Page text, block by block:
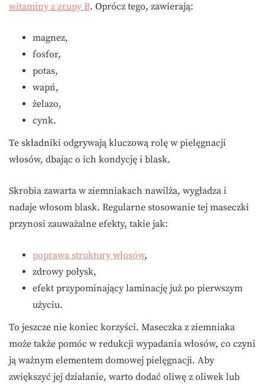
witaminy z grupy B. Oprócz tego, zawierają:
magnez,
fosfor,
potas,
wapń,
żelazo,
cynk.
Te składniki odgrywają kluczową rolę w pielęgnacji
włosów, dbając o ich kondycję i blask.
Skrobia zawarta w ziemniakach nawilża, wygładza i
nadaje włosom blask. Regularne stosowanie tej maseczki
przynosi zauważalne efekty, takie jak:
poprawa struktury włosów,
zdrowy połysk,
efekt przypominający laminację już po pierwszym
użyciu.
To jeszcze nie koniec korzyści. Maseczka z ziemniaka
może także pomóc w redukcji wypadania włosów, co czyni
ją ważnym elementem domowej pielęgnacji. Aby
zwiększyć jej działanie, warto dodać oliwę z oliwek lub